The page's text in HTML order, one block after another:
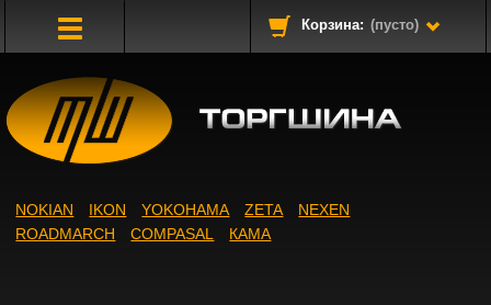
Корзина: (пусто)
NOKIAN IKON YOKOHAMA ZETA
NEXEN
ROADMARCH
COMPASAL КАМА